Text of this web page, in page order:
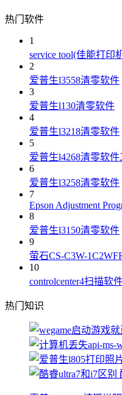
热门软件
1
service tool(佳能打印
2
爱普生l3558清零软件
3
爱普生l130清零软件
4
爱普生l3218清零软件
5
爱普生l4268清零软件
6
爱普生l3258清零软件
7
Epson Adjustment
8
爱普生l3150清零软件
9
萤石CS-C3W-
10
controlcenter4扫描软
热门知识